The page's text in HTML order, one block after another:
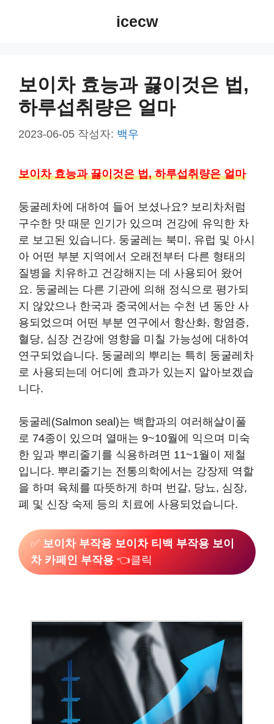
icecw
보이차 효능과 끓이것은 법,
하루섭취량은 얼마
2023-06-05 작성자: 백우
보이차 효능과 끓이것은 법, 하루섭취량은 얼마
둥굴레차에 대하여 들어 보셨나요? 보리차처럼
구수한 맛 때문 인기가 있으며 건강에 유익한 차
로 보고된 있습니다. 둥굴레는 북미, 유럽 및 아시
아 어떤 부분 지역에서 오래전부터 다른 형태의
질병을 치유하고 건강해지는 데 사용되어 왔어
요. 둥굴레는 다른 기관에 의해 정식으로 평가되
지 않았으나 한국과 중국에서는 수천 년 동안 사
용되었으며 어떤 부분 연구에서 항산화, 항염증,
혈당, 심장 건강에 영향을 미칠 가능성에 대하여
연구되었습니다. 둥굴레의 뿌리는 특히 둥굴레차
로 사용되는데 어디에 효과가 있는지 알아보겠습
니다.
둥굴레(Salmon seal)는 백합과의 여러해살이풀
로 74종이 있으며 열매는 9~10월에 익으며 미숙
한 잎과 뿌리줄기를 식용하려면 11~1월이 제철
입니다. 뿌리줄기는 전통의학에서는 강장제 역할
을 하며 육체를 따뜻하게 하며 번갈, 당뇨, 심장,
폐 및 신장 숙제 등의 치료에 사용되었습니다.
✅ 보이차 부작용 보이차 티백 부작용 보이
차 카페인 부작용 👈클릭